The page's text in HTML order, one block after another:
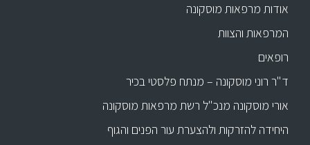
אודות מרפאות מוסקונה
המרפאות והצוות
רופאים
ד"ר רוני מוסקונה – מנתח פלסטי בכיר
אורי מוסקונה מנכ"ל רשת מרפאות מוסקונה
היחידה להזרקות ולהצערת עור הפנים והגוף